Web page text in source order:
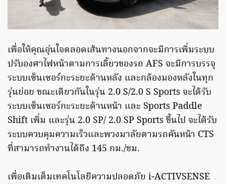
เพื่อให้คุณอุ่นใจตลอดเส้นทางนอกจากจะมีการเพิ่มระบบ
ปรับองศาไฟหน้าตามการเลี้ยวของรถ AFS จะมีการบรรจุ
ระบบเซ็นเซอร์กะระยะด้านหลัง และกล้องมองหลังในทุก
รุ่นย่อย ขณะเดียวกันในรุ่น 2.0 S/2.0 S Sports จะได้รับ
ระบบเซ็นเซอร์กะระยะด้านหน้า และ Sports Paddle
Shift เพิ่ม และรุ่น 2.0 SP/ 2.0 SP Sports ขึ้นไป จะได้รับ
ระบบควบคุมความเร็วและพวงมาลัยตามรถคันหน้า CTS
ที่สามารถทำงานได้ถึง 145 กม./ชม.
เพื่อเติมเต็มเทคโนโลยีความปลอดภัย i-ACTIVSENSE